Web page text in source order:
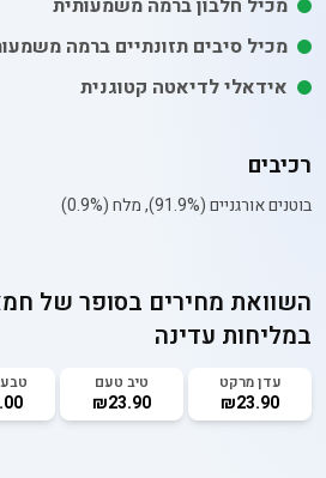
מכיל חלבון ברמה משמעותית
מכיל סיבים תזונתיים ברמה
אידאלי לדיאטה קטוגנית
רכיבים
בוטנים אורגניים (91.9%), מלח (0.9%)
השוואת מחירים בסופר של
במליחות עדינה
עדן מרקט
₪23.90
טיב טעם
₪23.90